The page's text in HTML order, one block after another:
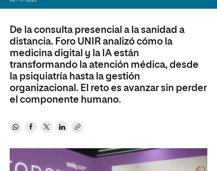
De la consulta presencial a la sanidad a
distancia. Foro UNIR analizó cómo la
medicina digital y la IA están
transformando la atención médica, desde
la psiquiatría hasta la gestión
organizacional. El reto es avanzar sin perder
el componente humano.